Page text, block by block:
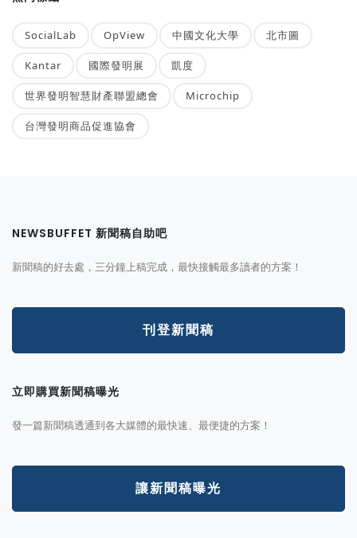
SocialLab OpView 中國文化大學 北市圖
Kantar 國際發明展 凱度
世界發明智慧財產聯盟總會 Microchip
台灣發明商品促進協會
NEWSBUFFET 新聞稿自助吧
新聞稿的好去處，三分鐘上稿完成，最快接觸最多讀者的方案！
刊登新聞稿
立即購買新聞稿曝光
發一篇新聞稿透通到各大媒體的最快速、最便捷的方案！
讓新聞稿曝光